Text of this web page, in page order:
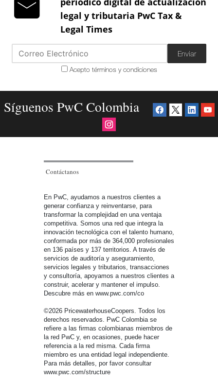
legal y tributaria PwC Tax &
Legal Times
Enviar
Acepto términos y condiciones
Síguenos PwC Colombia
Contáctanos
En PwC, ayudamos a nuestros clientes a
generar confianza y reinventarse, para
transformar la complejidad en una ventaja
competitiva. Somos una red que integra la
innovación tecnológica con el talento humano,
conformada por más de 364,000 profesionales
en 136 países y 137 territorios. A través de
servicios de auditoría y aseguramiento,
servicios legales y tributarios, transacciones
y consultoría, apoyamos a nuestros clientes a
construir, acelerar y mantener el impulso.
Descubre más en www.pwc.com/co
©2026 PricewaterhouseCoopers. Todos los
derechos reservados. PwC Colombia se
refiere a las firmas colombianas miembros de
la red PwC y, en ocasiones, puede hacer
referencia a la red misma. Cada firma
miembro es una entidad legal independiente.
Para más detalles, por favor consultar
www.pwc.com/structure